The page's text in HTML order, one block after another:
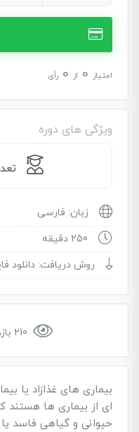
امتیاز 0 از 0 رأی
ویژگی های دوره
زبان: فارسی
250 دقیقه
روش دریافت: دانلود
بیماری های غذازاد یا
ای از بیماری ها هستند
حیوانی و گیاهی فاسد